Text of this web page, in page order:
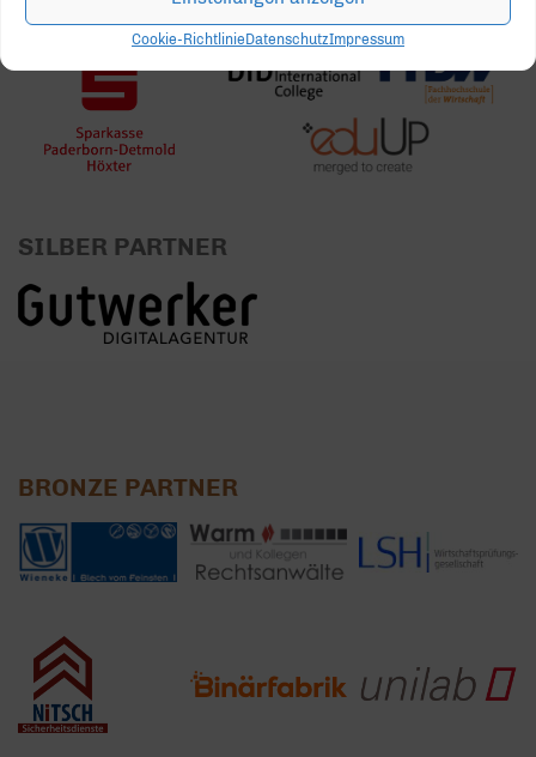
Cookie-RichtlinieDatenschutzImpressum
SILBER PARTNER
BRONZE PARTNER